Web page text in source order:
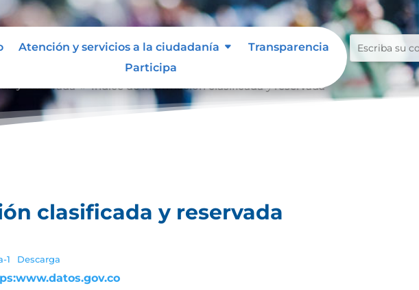
Atención y servicios a la ciudadanía
Transparencia
Participa
y reservada Índice de información clasificada y reservada
clasificada y reservada
1 Descarga